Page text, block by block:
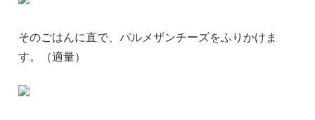
そのごはんに直で、パルメザンチーズをふりかけま
す。（適量）